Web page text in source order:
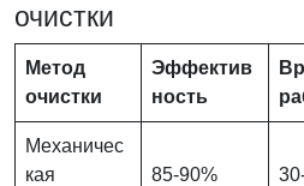
очистки
Метод
очистки
Эффектив
ность
Механичес
кая
85-90%